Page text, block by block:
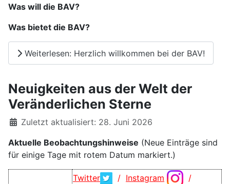
Was will die BAV?
Was bietet die BAV?
Weiterlesen: Herzlich willkommen bei der BAV!
Neuigkeiten aus der Welt der
Veränderlichen Sterne
DetailsZuletzt aktualisiert: 28. Juni 2026
Aktuelle Beobachtungshinweise (Neue Einträge sind
für einige Tage mit rotem Datum markiert.)
Twitter / Instagram /